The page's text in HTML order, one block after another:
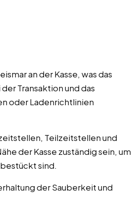
an der Kasse, was das
Transaktion und das
oder Ladenrichtlinien
Teilzeitstellen und
der Kasse zuständig sein, um
sind.
der Sauberkeit und